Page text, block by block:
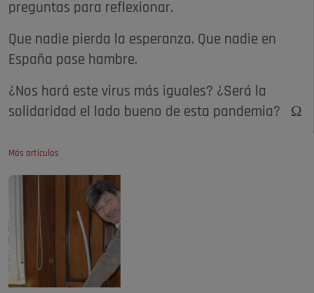
preguntas para reflexionar.
Que nadie pierda la esperanza. Que nadie en
España pase hambre.
¿Nos hará este virus más iguales? ¿Será la
solidaridad el lado bueno de esta pandemia? Ω
Más artículos